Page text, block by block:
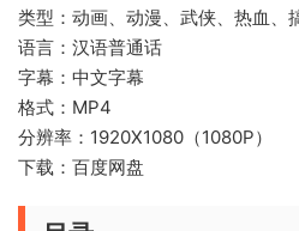
类型：动画、动漫、武侠、热血、
语言：汉语普通话
字幕：中文字幕
格式：MP4
分辨率：1920X1080（1080P）
下载：百度网盘